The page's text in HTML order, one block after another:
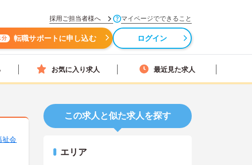
採用ご担当者様へ マイページでできること
分 転職サポートに申し込む ログイン
お気に入り求人 最近見た求人
祉会
この求人と似た求人を探す
エリア